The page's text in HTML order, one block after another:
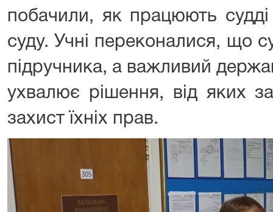
побачили, як працюють судді
суду. Учні переконалися, що
підручника, а важливий
ухвалює рішення, від яких
захист їхніх прав.